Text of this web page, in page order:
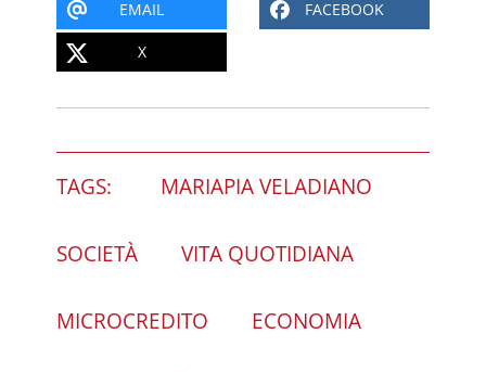
EMAIL FACEBOOK
X
TAGS: MARIAPIA VELADIANO
SOCIETÀ VITA QUOTIDIANA
MICROCREDITO ECONOMIA